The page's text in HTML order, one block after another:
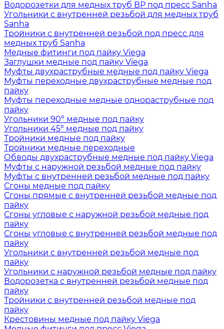
Водорозетки для медных труб ВР под пресс Sanha
Угольники с внутренней резьбой для медных труб
Sanha
Тройники с внутренней резьбой под пресс для
медных труб Sanha
Медные фитинги под пайку Viega
Заглушки медные под пайку Viega
Муфты двухраструбные медные под пайку Viega
Муфты переходные двухраструбные медные под
пайку
Муфты переходные медные однораструбные под
пайку
Угольники 90° медные под пайку
Угольники 45° медные под пайку
Тройники медные под пайку
Тройники медные переходные
Обводы двухраструбные медные под пайку Viega
Муфты с наружной резьбой медные под пайку
Муфты с внутренней резьбой медные под пайку
Сгоны медные под пайку
Сгоны прямые с внутренней резьбой медные под
пайку
Сгоны угловые с наружной резьбой медные под
пайку
Сгоны угловые с внутренней резьбой медные под
пайку
Угольники с внутренней резьбой медные под
пайку
Угольники с наружной резьбой медные под пайку
Водорозетка с внутренней резьбой медные под
пайку
Тройники с внутренней резьбой медные под
пайку
Крестовины медные под пайку Viega